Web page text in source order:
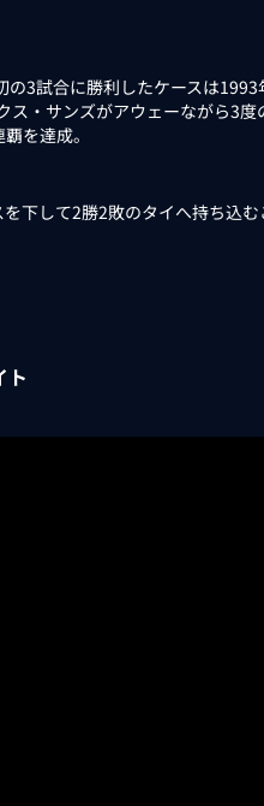
3試合に勝利したケースは1993
ス・サンズがアウェーながら3度
を達成。
下して2勝2敗のタイへ持ち込む
ト